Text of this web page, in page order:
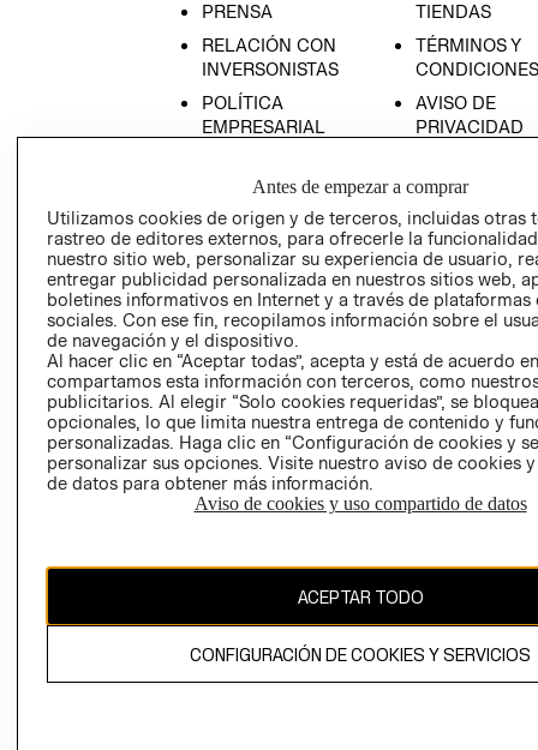
PRENSA
RELACIÓN CON
INVERSONISTAS
POLÍTICA
EMPRESARIAL
TIENDAS
TÉRMINOS Y
CONDICIONES
AVISO DE
PRIVACIDAD
AVISO DE
COOKIES
LIBRO DE
Ecuador ($)
CAMBIAR REGIÓN
El contenido de esta página web está protegido por copyright y es
Antes de empezar a comprar
Utilizamos cookies de origen y de terceros, incluidas otras
rastreo de editores externos, para ofrecerle la
nuestro sitio web, personalizar su experiencia de usuario,
entregar publicidad personalizada en nuestros sitios web,
boletines informativos en Internet y a través de plataformas
sociales. Con ese fin, recopilamos información sobre el
de navegación y el dispositivo.
Al hacer clic en “Aceptar todas”, acepta y está de acuerdo
compartamos esta información con terceros, como
publicitarios. Al elegir “Solo cookies requeridas”, se
opcionales, lo que limita nuestra entrega de contenido y
personalizadas. Haga clic en “Configuración de cookies y
personalizar sus opciones. Visite nuestro aviso de cookies
de datos para obtener más información.
Aviso de cookies y uso compartido de datos
ACEPTAR TODO
CONFIGURACIÓN DE COOKIES Y SERVICIOS